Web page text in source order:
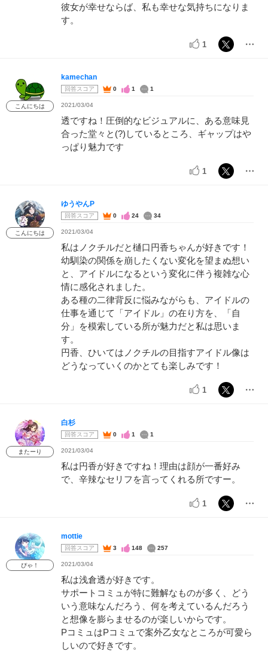
彼女が幸せならば、私も幸せな気持ちになりま
す。
1
こんにちは
kamechan
回答スコア 0 1 1
2021/03/04
透ですね！圧倒的なビジュアルに、ある意味見
合った堂々と(?)しているところ、ギャップはや
っぱり魅力です
1
こんにちは
ゆうやんP
回答スコア 0 24 34
2021/03/04
私はノクチルだと樋口円香ちゃんが好きです！
幼馴染の関係を崩したくない変化を望まぬ想い
と、アイドルになるという変化に伴う複雑な心
情に感化されました。
ある種の二律背反に悩みながらも、アイドルの
仕事を通じて「アイドル」の在り方を、「自
分」を模索している所が魅力だと私は思いま
す。
円香、ひいてはノクチルの目指すアイドル像は
どうなっていくのかとても楽しみです！
1
またーり
白杉
回答スコア 0 1 1
2021/03/04
私は円香が好きですね！理由は顔が一番好み
で、辛辣なセリフを言ってくれる所ですー。
1
ぴゃ！
mottie
回答スコア 3 148 257
2021/03/04
私は浅倉透が好きです。
サポートコミュが特に難解なものが多く、どう
いう意味なんだろう、何を考えているんだろう
と想像を膨らませるのが楽しいからです。
PコミュはPコミュで案外乙女なところが可愛ら
しいので好きです。